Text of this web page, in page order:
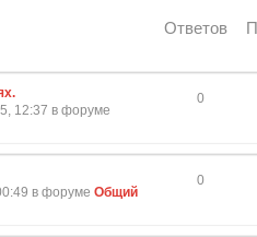
Ответов
12:37 в форуме
0
в форуме Общий
0